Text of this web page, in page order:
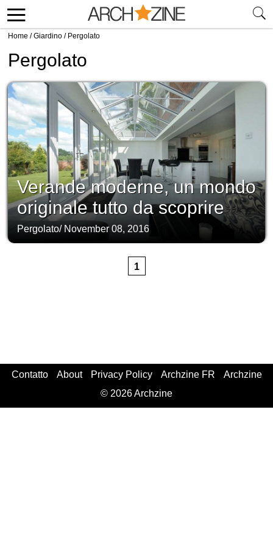
Home /Giardino / Pergolato
Pergolato
Verande moderne, un mondo
originale tutto da scoprire
Pergolato/ November 08, 2016
1
Contatto About Privacy Policy Archzine FR
Archzine
© 2026 Archzine